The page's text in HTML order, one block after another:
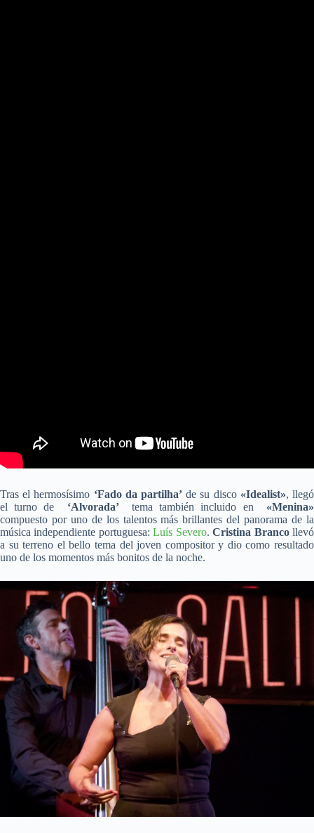
Tras el hermosísimo ‘Fado da partilha’ de su disco «Idealist», llegó
el turno de ‘Alvorada’tema también incluido en «Menina»
compuesto por uno de los talentos más brillantes del panorama de la
música independiente portuguesa:Luís Severo.Cristina Brancollevó
a su terreno el bello tema del joven compositor y dio como resultado
uno de los momentos más bonitos de la noche.